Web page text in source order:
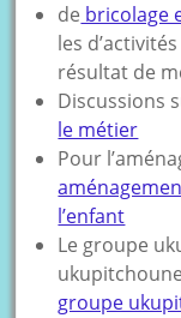
de bricolage
les
résultat de
Discussions
le métier
Pour
l’enfant
Le groupe
groupe